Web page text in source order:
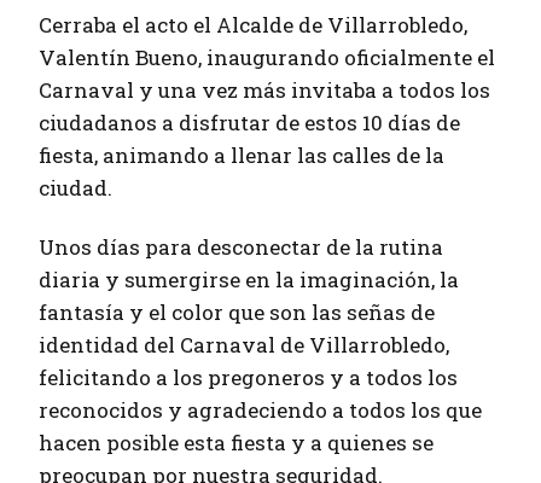
Cerraba el acto el Alcalde de Villarrobledo,
Valentín Bueno, inaugurando oficialmente el
Carnaval y una vez más invitaba a todos los
ciudadanos a disfrutar de estos 10 días de
fiesta, animando a llenar las calles de la
ciudad.
Unos días para desconectar de la rutina
diaria y sumergirse en la imaginación, la
fantasía y el color que son las señas de
identidad del Carnaval de Villarrobledo,
felicitando a los pregoneros y a todos los
reconocidos y agradeciendo a todos los que
hacen posible esta fiesta y a quienes se
preocupan por nuestra seguridad.